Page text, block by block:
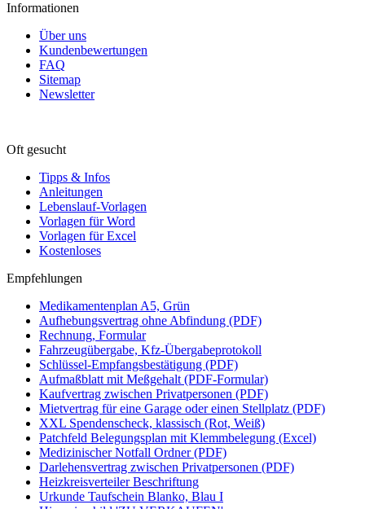
Informationen
Über uns
Kundenbewertungen
FAQ
Sitemap
Newsletter
Oft gesucht
Tipps & Infos
Anleitungen
Lebenslauf-Vorlagen
Vorlagen für Word
Vorlagen für Excel
Kostenloses
Empfehlungen
Medikamentenplan A5, Grün
Aufhebungsvertrag ohne Abfindung (PDF)
Rechnung, Formular
Fahrzeugübergabe, Kfz-Übergabeprotokoll
Schlüssel-Empfangsbestätigung (PDF)
Aufmaßblatt mit Meßgehalt (PDF-Formular)
Kaufvertrag zwischen Privatpersonen (PDF)
Mietvertrag für eine Garage oder einen Stellplatz (PDF)
XXL Spendenscheck, klassisch (Rot, Weiß)
Patchfeld Belegungsplan mit Klemmbelegung (Excel)
Medizinischer Notfall Ordner (PDF)
Darlehensvertrag zwischen Privatpersonen (PDF)
Heizkreisverteiler Beschriftung
Urkunde Taufschein Blanko, Blau I